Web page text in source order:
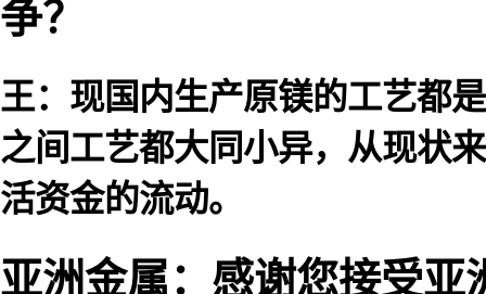
争？
王：现国内生产原镁的工艺都
之间工艺都大同小异，从现状
活资金的流动。
亚洲金属：感谢您接受亚